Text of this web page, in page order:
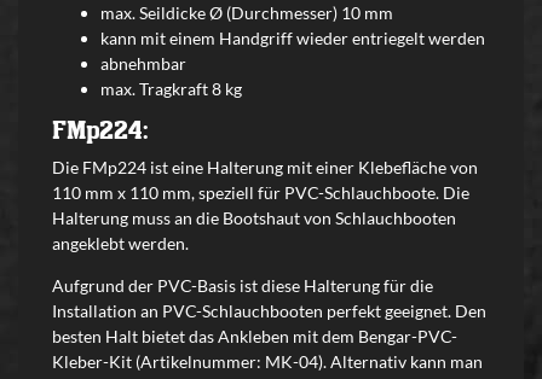
max. Seildicke Ø (Durchmesser) 10 mm
kann mit einem Handgriff wieder entriegelt werden
abnehmbar
max. Tragkraft 8 kg
FMp224:
Die FMp224 ist eine Halterung mit einer Klebefläche von
110 mm x 110 mm, speziell für PVC-Schlauchboote. Die
Halterung muss an die Bootshaut von Schlauchbooten
angeklebt werden.
Aufgrund der PVC-Basis ist diese Halterung für die
Installation an PVC-Schlauchbooten perfekt geeignet. Den
besten Halt bietet das Ankleben mit dem Bengar-PVC-
Kleber-Kit (Artikelnummer: MK-04). Alternativ kann man